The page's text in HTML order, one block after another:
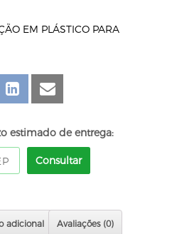
EM PLÁSTICO PARA
estimado de entrega:
Consultar
adicional Avaliações (0)